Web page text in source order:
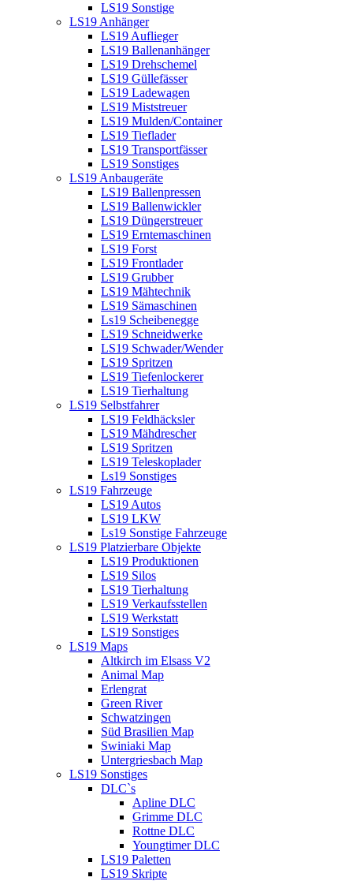
LS19 Sonstige
LS19 Anhänger
LS19 Auflieger
LS19 Ballenanhänger
LS19 Drehschemel
LS19 Güllefässer
LS19 Ladewagen
LS19 Miststreuer
LS19 Mulden/Container
LS19 Tieflader
LS19 Transportfässer
LS19 Sonstiges
LS19 Anbaugeräte
LS19 Ballenpressen
LS19 Ballenwickler
LS19 Düngerstreuer
LS19 Erntemaschinen
LS19 Forst
LS19 Frontlader
LS19 Grubber
LS19 Mähtechnik
LS19 Sämaschinen
Ls19 Scheibenegge
LS19 Schneidwerke
LS19 Schwader/Wender
LS19 Spritzen
LS19 Tiefenlockerer
LS19 Tierhaltung
LS19 Selbstfahrer
LS19 Feldhäcksler
LS19 Mähdrescher
LS19 Spritzen
LS19 Teleskoplader
Ls19 Sonstiges
LS19 Fahrzeuge
LS19 Autos
LS19 LKW
Ls19 Sonstige Fahrzeuge
LS19 Platzierbare Objekte
LS19 Produktionen
LS19 Silos
LS19 Tierhaltung
LS19 Verkaufsstellen
LS19 Werkstatt
LS19 Sonstiges
LS19 Maps
Altkirch im Elsass V2
Animal Map
Erlengrat
Green River
Schwatzingen
Süd Brasilien Map
Swiniaki Map
Untergriesbach Map
LS19 Sonstiges
DLC`s
Apline DLC
Grimme DLC
Rottne DLC
Youngtimer DLC
LS19 Paletten
LS19 Skripte